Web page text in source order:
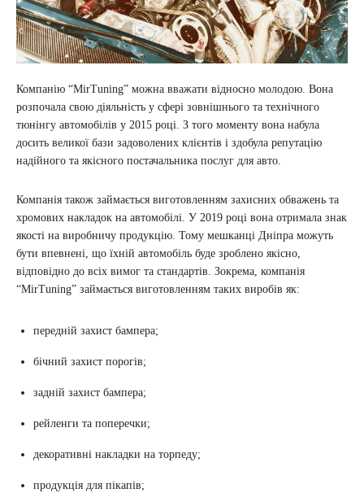
Компанію “MirTuning” можна вважати відносно молодою. Вона
розпочала свою діяльність у сфері зовнішнього та технічного
тюнінгу автомобілів у 2015 році. З того моменту вона набула
досить великої бази задоволених клієнтів і здобула репутацію
надійного та якісного постачальника послуг для авто.
Компанія також займається виготовленням захисних обважень та
хромових накладок на автомобілі. У 2019 році вона отримала знак
якості на виробничу продукцію. Тому мешканці Дніпра можуть
бути впевнені, що їхній автомобіль буде зроблено якісно,
відповідно до всіх вимог та стандартів. Зокрема, компанія
“MirTuning” займається виготовленням таких виробів як:
передній захист бампера;
бічний захист порогів;
задній захист бампера;
рейленги та поперечки;
декоративні накладки на торпеду;
продукція для пікапів;